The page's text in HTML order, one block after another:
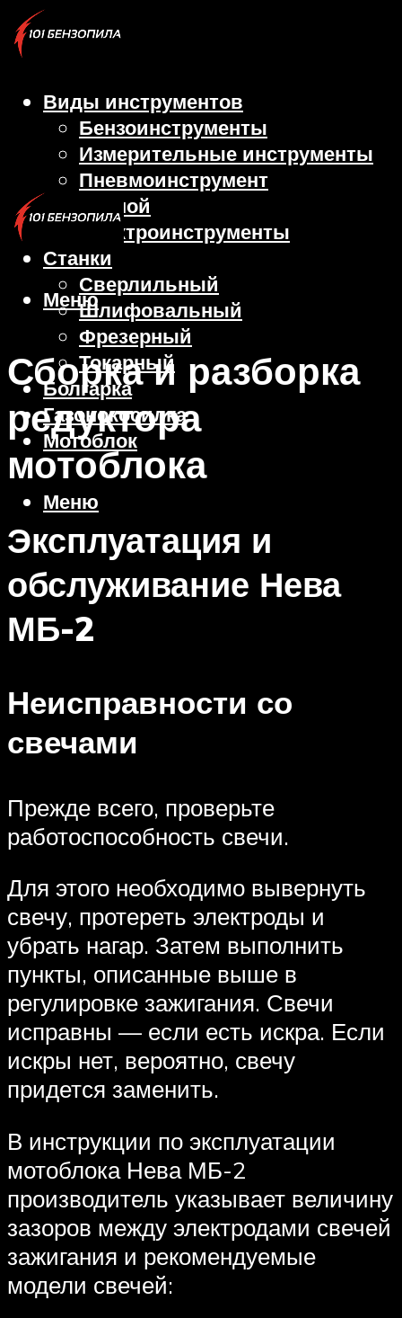
Виды инструментов
Бензоинструменты
Измерительные инструменты
Пневмоинструмент
Ручной
Электроинструменты
Станки
Сверлильный
Шлифовальный
Фрезерный
Токарный
Болгарка
Газонокосилка
Мотоблок
Меню
Меню
Сборка и разборка
редуктора
мотоблока
Эксплуатация и
обслуживание Нева
МБ-2
Неисправности со
свечами
Прежде всего, проверьте
работоспособность свечи.
Для этого необходимо вывернуть
свечу, протереть электроды и
убрать нагар. Затем выполнить
пункты, описанные выше в
регулировке зажигания. Свечи
исправны — если есть искра. Если
искры нет, вероятно, свечу
придется заменить.
В инструкции по эксплуатации
мотоблока Нева МБ-2
производитель указывает величину
зазоров между электродами свечей
зажигания и рекомендуемые
модели свечей: